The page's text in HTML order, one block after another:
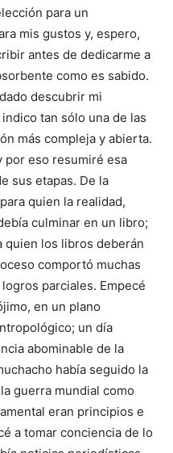
para un
mis gustos y, espero,
antes de dedicarme a
como es sabido.
descubrir mi
tan sólo una de las
más compleja y abierta.
por eso resumiré esa
sus etapas. De la
quien la realidad,
culminar en un libro;
quien los libros deberán
comportó muchas
parciales. Empecé
en un plano
un día
abominable de la
había seguido la
guerra mundial como
eran principios e
a tomar conciencia de lo